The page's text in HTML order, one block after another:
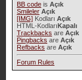
BB codeis Açık
Smileler Açık
[IMG]Kodları Açık
HTML-KodlarıKapalı
Trackbacks are Açık
Pingbacks are Açık
Refbacks are Açık
Forum Rules